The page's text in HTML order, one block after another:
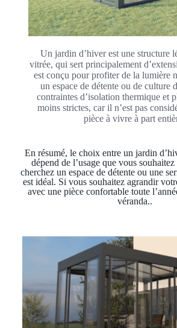
Un jardin d’hiver est une structure
vitrée, qui sert principalement
est conçu pour profiter de la lumière
un espace de détente ou de culture
contraintes d’isolation thermique et
moins strictes, car il n’est pas
pièce à vivre à part
En résumé, le choix entre un jardin
dépend de l’usage que vous
cherchez un espace de détente ou une
est idéal. Si vous souhaitez agrandir
avec une pièce confortable toute
véranda..